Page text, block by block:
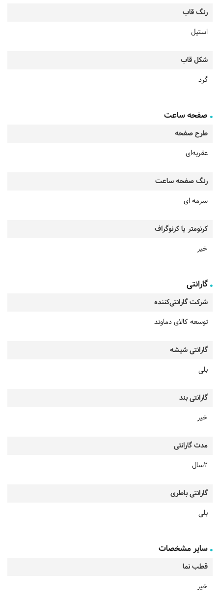
رنگ قاب
استیل
شکل قاب
گرد
صفحه ساعت
طرح صفحه
عقربه‌ای
رنگ صفحه ساعت
سرمه ای
کرنومتر یا کرنوگراف
خیر
گارانتی
شرکت گارانتی‌کننده
توسعه کالای دماوند
گارانتی شیشه
بلی
گارانتی بند
خیر
مدت گارانتی
2سال
گارانتی باطری
بلی
سایر مشخصات
قطب نما
خیر